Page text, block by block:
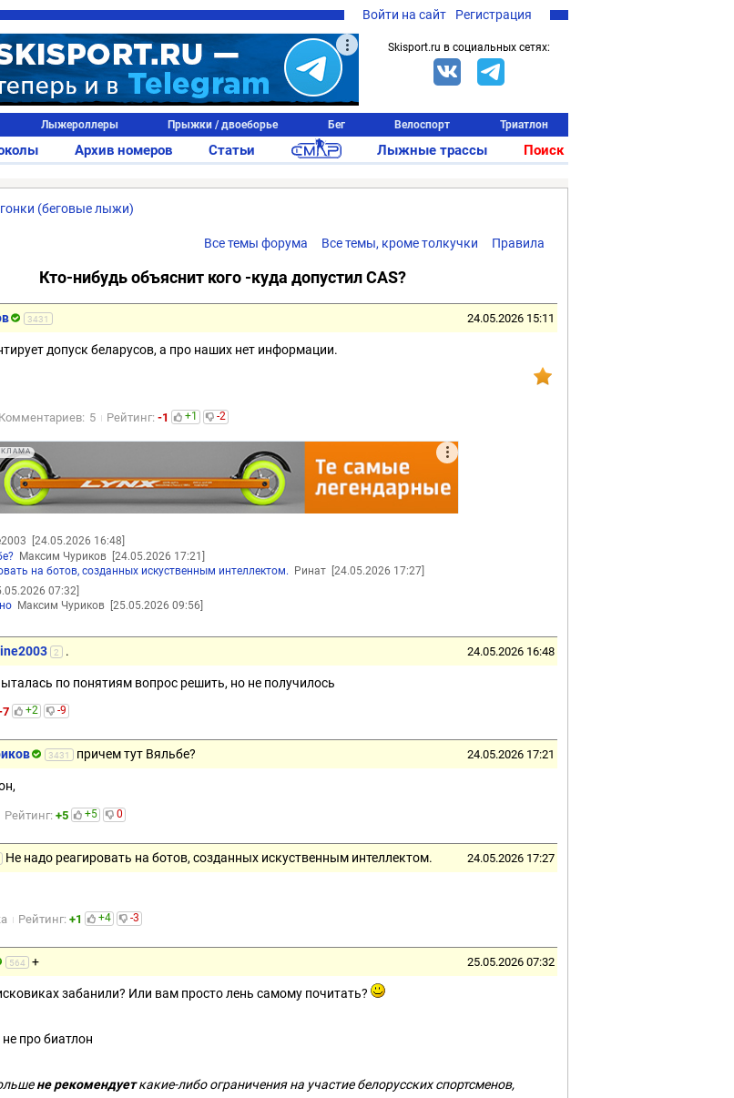
Войти на сайт Регистрация
Skisport.ru в социальных сетях:
Лыжероллеры Прыжки / двоеборье Бег Велоспорт Триатлон
Архив номеров Статьи Лыжные трассы Поиск
(беговые лыжи)
Правила
Все темы, кроме толкучки
Все темы форума
Кто-нибудь объяснит кого -куда допустил CAS?
3431 24.05.2026 15:11
допуск беларусов, а про наших нет информации.
Комментариев: 5 Рейтинг:-1 +1 -2
[24.05.2026 16:48]
Максим Чуриков [24.05.2026 17:21]
на ботов, созданных искуственным интеллектом. Ринат
[24.05.2026 17:27]
07:32]
Максим Чуриков [25.05.2026 09:56]
2 . 24.05.2026 16:48
по понятиям вопрос решить, но не получилось
7 +2 -9
3431 причем тут Вяльбе? 24.05.2026 17:21
Рейтинг: +5 +5 0
Не надо реагировать на ботов, созданных искуственным интеллектом. 24.05.2026 17:27
Рейтинг:+1 +4 -3
564 + 25.05.2026 07:32
забанили? Или вам просто лень самому почитать?
про биатлон
не рекомендуеткакие-либо ограничения на участие белорусских спортсменов,